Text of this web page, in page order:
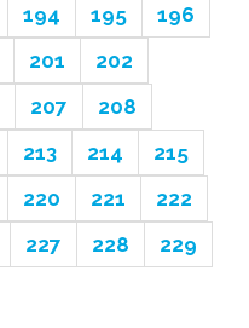
194 195
196
201
202
207
208
213 214
215
220 221
222
227 228
229